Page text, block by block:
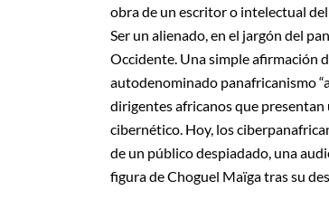
obra de un escritor o intelectual
Ser un alienado, en el jargón del
Occidente. Una simple afirmación
autodenominado panafricanismo
dirigentes africanos que
cibernético. Hoy, los
de un público despiadado, una
figura de Choguel Maïga tras su